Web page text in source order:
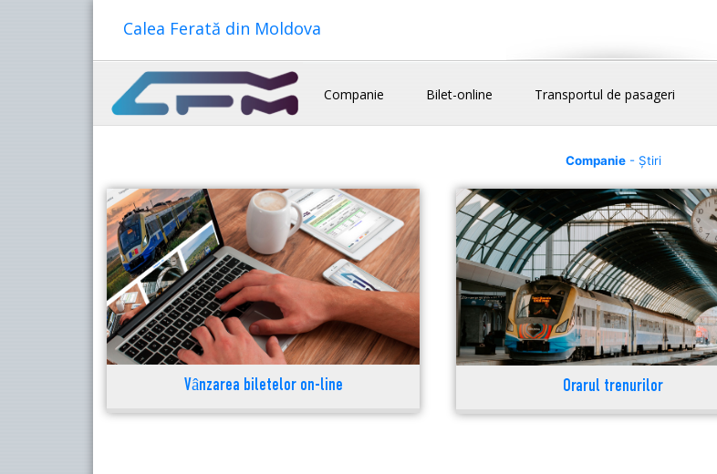
Calea Ferată din Moldova
Companie Bilet-online Transportul de pasageri
Companie- Știri
Vânzarea biletelor on-line Orarul trenurilor